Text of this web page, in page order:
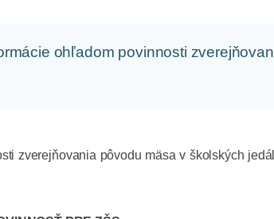
ohľadom povinnosti
zverejňovania pôvodu mäsa v školských